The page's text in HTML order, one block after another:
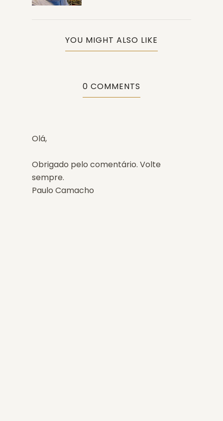
YOU MIGHT ALSO LIKE
0 COMMENTS
Olá,
Obrigado pelo comentário. Volte
sempre.
Paulo Camacho